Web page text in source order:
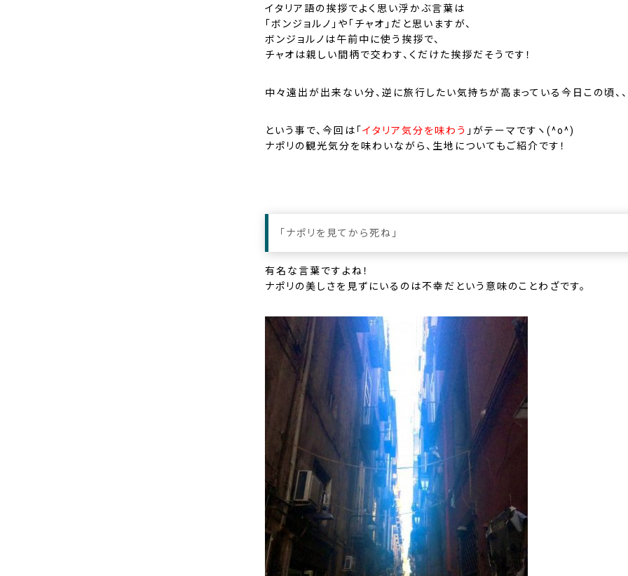
イタリア語の挨拶でよく思い浮かぶ言葉は
「 ボンジョルノ 」や「 チャオ 」だと思いますが、
ボンジョルノは午前中に使う挨拶で、
チャオは親しい間柄で交わす、くだけた挨拶だそうです！
中々遠出が出来ない分、逆に旅行したい気持ちが高まっている今日この頃、、
という事で、今回は「 イタリア気分を味わう 」がテーマですヽ(^o^)
ナポリの観光気分を味わいながら、生地についてもご紹介です！
「ナポリを見てから死ね」
有名な言葉ですよね！
ナポリの美しさを見ずにいるのは不幸だという意味のことわざです。